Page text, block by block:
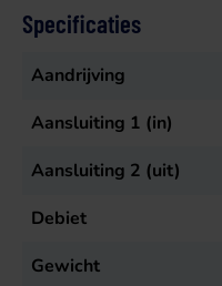
Specificaties
Aandrijving
Aansluiting 1 (in)
Aansluiting 2 (uit)
Debiet
Gewicht